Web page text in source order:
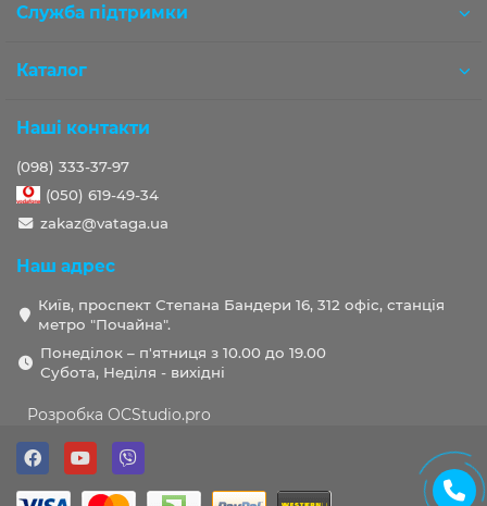
Служба підтримки
Каталог
Наші контакти
(098) 333-37-97
(050) 619-49-34
zakaz@vataga.ua
Наш адрес
Київ, проспект Степана Бандери 16, 312 офіс, станція
метро "Почайна".
Понеділок – п'ятниця з 10.00 до 19.00
Субота, Неділя - вихідні
Розробка OCStudio.pro